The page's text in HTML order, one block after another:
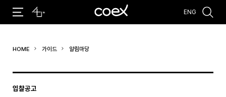
#코엑스 전시 #행사
ENG
HOME 가이드 알림마당
입찰공고